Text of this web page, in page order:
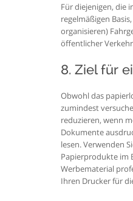
Für diejenigen, die
regelmäßigen
organisieren)
öffentlicher
8. Ziel für
Obwohl das
zumindest
reduzieren, wenn
Dokumente
lesen. Verwenden
Papierprodukte im
Werbematerial
Ihren Drucker für